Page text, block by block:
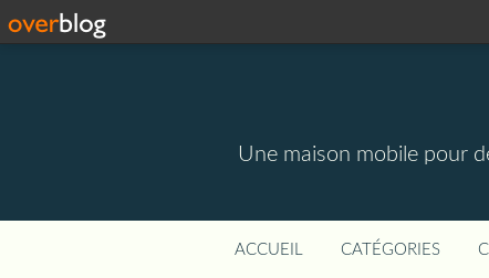
Une maison mobile pour
ACCUEIL CATÉGORIES